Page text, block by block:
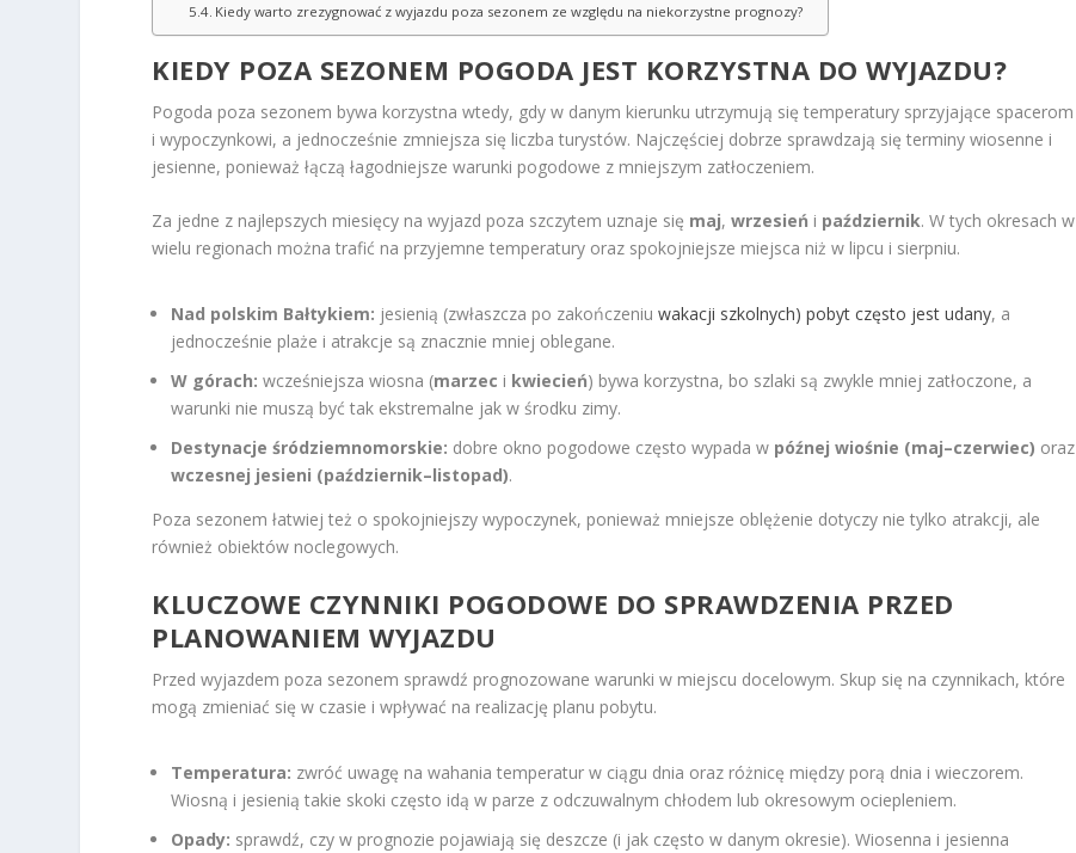
Kiedy warto zrezygnować z wyjazdu poza sezonem ze względu na niekorzystne prognozy?
KIEDY POZA SEZONEM POGODA JEST KORZYSTNA DO WYJAZDU?
Pogoda poza sezonem bywa korzystna wtedy, gdy w danym kierunku utrzymują się temperatury sprzyjające spacerom
i wypoczynkowi, a jednocześnie zmniejsza się liczba turystów. Najczęściej dobrze sprawdzają się terminy wiosenne i
jesienne, ponieważ łączą łagodniejsze warunki pogodowe z mniejszym zatłoczeniem.
Za jedne z najlepszych miesięcy na wyjazd poza szczytem uznaje się maj,wrzesień i październik. W tych okresach w
wielu regionach można trafić na przyjemne temperatury oraz spokojniejsze miejsca niż w lipcu i sierpniu.
Nad polskim Bałtykiem: jesienią (zwłaszcza po zakończeniuwakacji szkolnych) pobyt często jest udany, a
jednocześnie plaże i atrakcje są znacznie mniej oblegane.
W górach: wcześniejsza wiosna (marzec i kwiecień) bywa korzystna, bo szlaki są zwykle mniej zatłoczone, a
warunki nie muszą być tak ekstremalne jak w środku zimy.
Destynacje śródziemnomorskie: dobre okno pogodowe często wypada w późnej wiośnie (maj–czerwiec) oraz
wczesnej jesieni (październik–listopad).
Poza sezonem łatwiej też o spokojniejszy wypoczynek, ponieważ mniejsze oblężenie dotyczy nie tylko atrakcji, ale
również obiektów noclegowych.
KLUCZOWE CZYNNIKI POGODOWE DO SPRAWDZENIA PRZED
PLANOWANIEM WYJAZDU
Przed wyjazdem poza sezonem sprawdź prognozowane warunki w miejscu docelowym. Skup się na czynnikach, które
mogą zmieniać się w czasie i wpływać na realizację planu pobytu.
Temperatura: zwróć uwagę na wahania temperatur w ciągu dnia oraz różnicę między porą dnia i wieczorem.
Wiosną i jesienią takie skoki często idą w parze z odczuwalnym chłodem lub okresowym ociepleniem.
Opady: sprawdź, czy w prognozie pojawiają się deszcze (i jak często w danym okresie). Wiosenna i jesienna